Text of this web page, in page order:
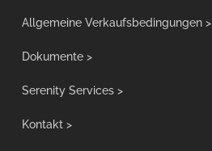
Allgemeine Verkaufsbedingungen >
Dokumente >
Serenity Services >
Kontakt>